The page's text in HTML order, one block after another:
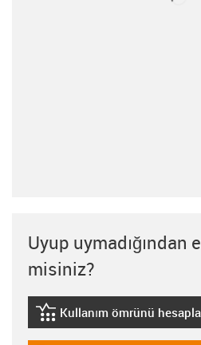
Uyup uymadığından
misiniz?
igus-icon-lebensdauerrechner
Kullanım ömrünü